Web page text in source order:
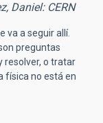
Daniel: CERN
va a seguir allí.
preguntas
resolver, o tratar
física no está en